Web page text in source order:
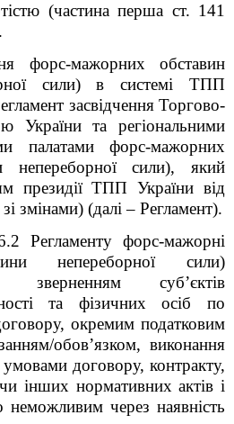
(частина перша ст. 141
форс-мажорних обставин
сили) в системі ТПП
засвідчення Торгово-
України та регіональними
палатами форс-мажорних
непереборної сили), який
президії ТПП України від
змінами) (далі – Регламент).
Регламенту форс-мажорні
непереборної сили)
зверненням суб’єктів
та фізичних осіб по
окремим податковим
обов’язком, виконання
умовами договору, контракту,
інших нормативних актів і
неможливим через наявність